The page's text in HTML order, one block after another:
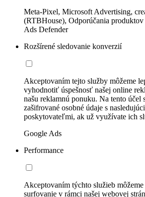
Meta-Pixel, Microsoft Advertising,
(RTBHouse), Odporúčania
Ads Defender
Rozšírené sledovanie konverzií
Akceptovaním tejto služby môžeme
vyhodnotiť úspešnosť našej online
našu reklamnú ponuku. Na tento účel
zašifrované osobné údaje s
poskytovateľmi, ak už využívate ich
Google Ads
Performance
Akceptovaním týchto služieb
surfovanie v rámci našej webovej